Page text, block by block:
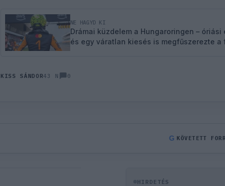
NE HAGYD KI
Drámai küzdelem a Hungaroringen – óriási
és egy váratlan kiesés is megfűszerezte a
KISS SÁNDOR43 N 0
G KÖVETETT
HIRDETÉS